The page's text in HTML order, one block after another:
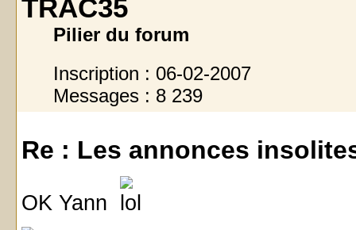
TRAC35
Pilier du forum
Inscription : 06-02-2007
Messages : 8 239
Re : Les annonces
OK Yann